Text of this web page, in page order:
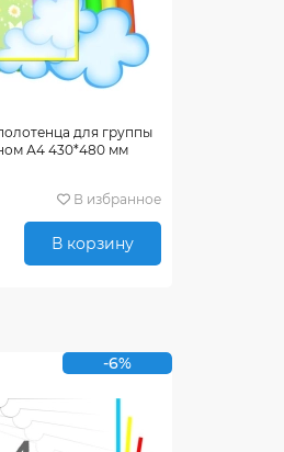
для группы
А4 430*480 мм
В избранное
В корзину
-6%